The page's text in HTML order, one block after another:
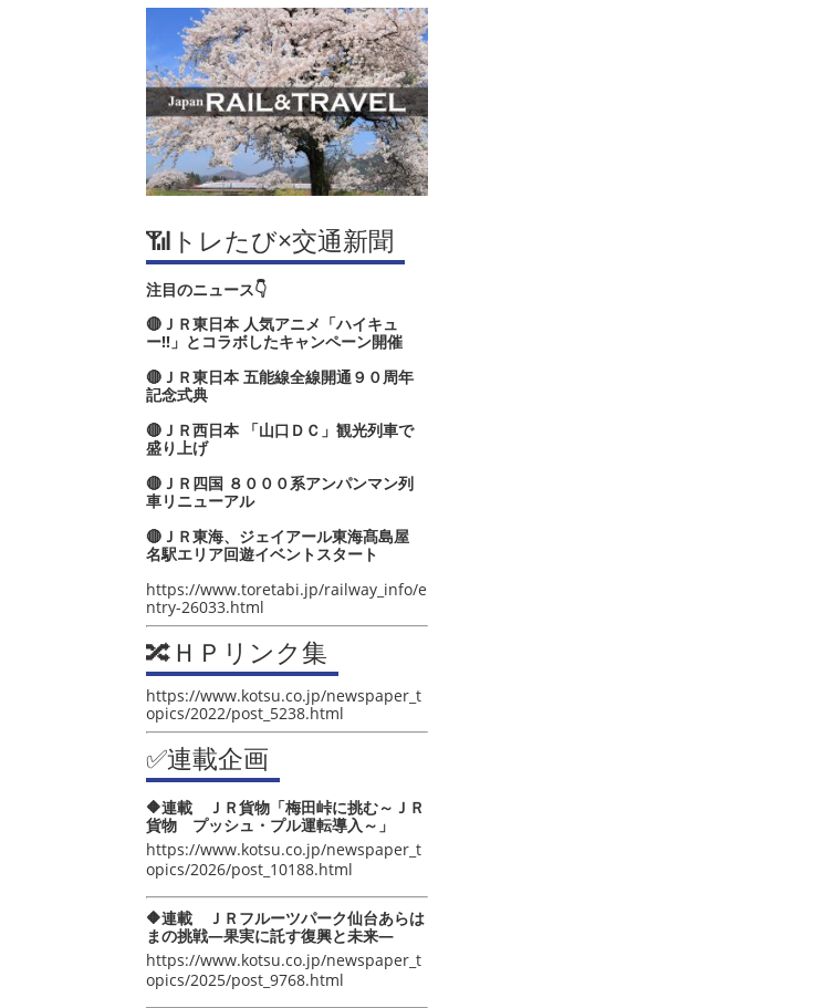
📶トレたび×交通新聞
注目のニュース👇
🔴ＪＲ東日本 人気アニメ「ハイキュ
ー‼」とコラボしたキャンペーン開催
🔴ＪＲ東日本 五能線全線開通９０周年
記念式典
🔴ＪＲ西日本 「山口ＤＣ」観光列車で
盛り上げ
🔴ＪＲ四国 ８０００系アンパンマン列
車リニューアル
🔴ＪＲ東海、ジェイアール東海髙島屋
名駅エリア回遊イベントスタート
https://www.toretabi.jp/railway_info/e
ntry-26033.html
🔀ＨＰリンク集
https://www.kotsu.co.jp/newspaper_t
opics/2022/post_5238.html
✅連載企画
🔶連載 ＪＲ貨物「梅田峠に挑む～ＪＲ
貨物 プッシュ・プル運転導入～」
https://www.kotsu.co.jp/newspaper_t
opics/2026/post_10188.html
🔶連載 ＪＲフルーツパーク仙台あらは
まの挑戦―果実に託す復興と未来―
https://www.kotsu.co.jp/newspaper_t
opics/2025/post_9768.html